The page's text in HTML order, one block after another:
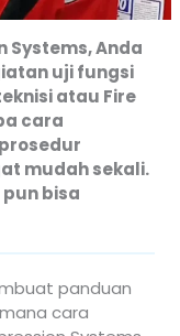
Systems, Anda
uji fungsi
atau Fire
cara
mudah sekali.
bisa
panduan
cara